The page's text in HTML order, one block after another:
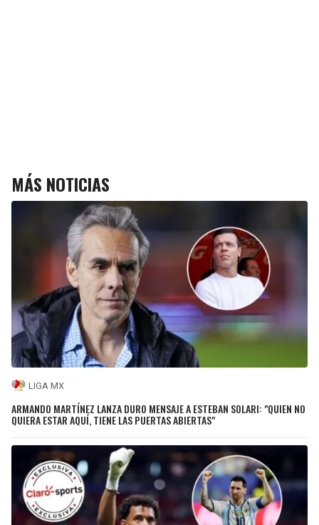
MÁS NOTICIAS
LIGA MX
ARMANDO MARTÍNEZ LANZA DURO MENSAJE A ESTEBAN SOLARI: "QUIEN NO
QUIERA ESTAR AQUÍ, TIENE LAS PUERTAS ABIERTAS"